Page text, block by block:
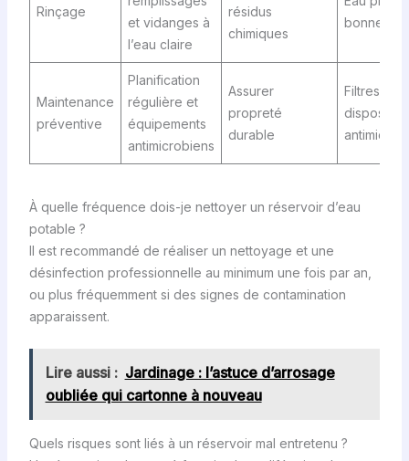
Rinçage
et vidanges à
l’eau claire
résidus
chimiques
bonne
Maintenance
préventive
Planification
régulière et
équipements
antimicrobiens
Assurer
propreté
durable
Filtres,
dispositifs
À quelle fréquence dois-je nettoyer un réservoir d’eau
potable ?
Il est recommandé de réaliser un nettoyage et une
désinfection professionnelle au minimum une fois par an,
ou plus fréquemment si des signes de contamination
apparaissent.
Lire aussi : Jardinage : l’astuce d’arrosage
oubliée qui cartonne à nouveau
Quels risques sont liés à un réservoir mal entretenu ?